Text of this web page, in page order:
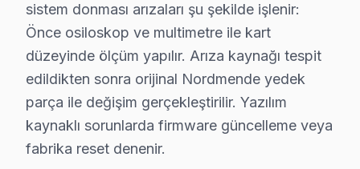
Nordmende TV Tamir Fiyatı – Beşiktaş
Beşiktaş'da Nordmende akıllı TV servis fiyatları,
Beşiktaş'de Nordmende TV tamir fiyatları (2025
• Kapasitör değişimi (anakart): ₺250 – ₺600
• Panel (ekran) değişimi: ₺1.500 – ₺8.000 (boyut ve
• Güç kartı (power board) tamiri: ₺400 – ₺1.200
sistem donması arızaları şu şekilde işlenir:
Önce osiloskop ve multimetre ile kart
düzeyinde ölçüm yapılır. Arıza kaynağı tespit
edildikten sonra orijinal Nordmende yedek
parça ile değişim gerçekleştirilir. Yazılım
kaynaklı sorunlarda firmware güncelleme veya
fabrika reset denenir.